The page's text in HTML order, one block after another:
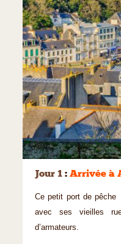
Jour 1 : Arrivée à
Ce petit port de
avec ses vieilles
d’armateurs.